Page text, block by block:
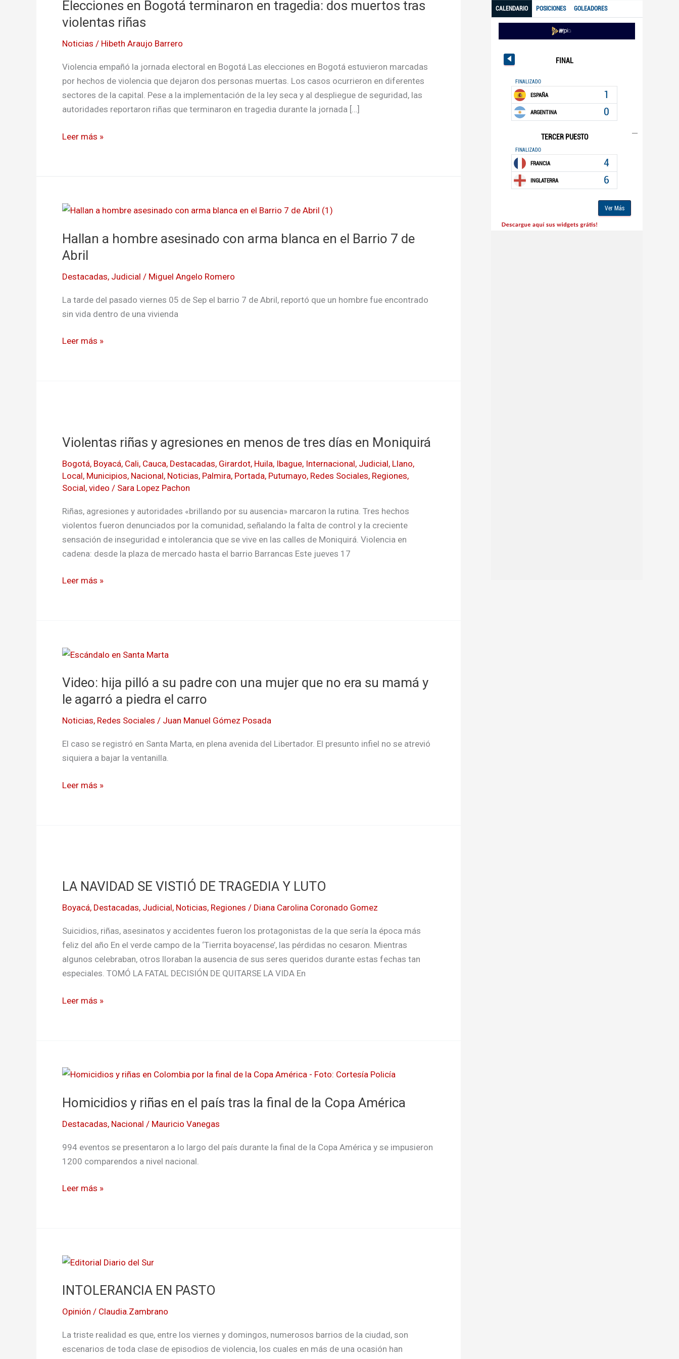
Elecciones en Bogotá terminaron en tragedia: dos muertos tras
violentas riñas
Noticias / Hibeth Araujo Barrero
Violencia empañó la jornada electoral en Bogotá Las elecciones en Bogotá estuvieron marcadas
por hechos de violencia que dejaron dos personas muertas. Los casos ocurrieron en diferentes
sectores de la capital. Pese a la implementación de la ley seca y al despliegue de seguridad, las
autoridades reportaron riñas que terminaron en tragedia durante la jornada […]
Leer más »
Hallan a hombre asesinado con arma blanca en el Barrio 7 de
Abril
Destacadas, Judicial / Miguel Angelo Romero
La tarde del pasado viernes 05 de Sep el barrio 7 de Abril, reportó que un hombre fue encontrado
sin vida dentro de una vivienda
Hallan
hombre
asesinado
arma
Barrio
Leer más »
Violentas riñas y agresiones en menos de tres días en Moniquirá
Bogotá, Boyacá, Cali, Cauca, Destacadas, Girardot, Huila, Ibague, Internacional, Judicial, Llano,
Local, Municipios, Nacional, Noticias, Palmira, Portada, Putumayo, Redes Sociales, Regiones,
Social, video / Sara Lopez Pachon
Riñas, agresiones y autoridades «brillando por su ausencia» marcaron la rutina. Tres hechos
violentos fueron denunciados por la comunidad, señalando la falta de control y la creciente
sensación de inseguridad e intolerancia que se vive en las calles de Moniquirá. Violencia en
cadena: desde la plaza de mercado hasta el barrio Barrancas Este jueves 17
y
en
menos
tres
días
en
Moniquirá
Leer más »
Video: hija pilló a su padre con una mujer que no era su mamá y
le agarró a piedra el carro
Noticias, Redes Sociales / Juan Manuel Gómez Posada
El caso se registró en Santa Marta, en plena avenida del Libertador. El presunto infiel no se atrevió
siquiera a bajar la ventanilla.
Video:
pilló
a
padre
con
una
que
agarró
a
piedra
carro
Leer más »
LA NAVIDAD SE VISTIÓ DE TRAGEDIA Y LUTO
Boyacá, Destacadas, Judicial, Noticias, Regiones / Diana Carolina Coronado Gomez
Suicidios, riñas, asesinatos y accidentes fueron los protagonistas de la que sería la época más
feliz del año En el verde campo de la ‘Tierrita boyacense’, las pérdidas no cesaron. Mientras
algunos celebraban, otros lloraban la ausencia de sus seres queridos durante estas fechas tan
especiales. TOMÓ LA FATAL DECISIÓN DE QUITARSE LA VIDA En
SE
TRAGEDIA
Y
LUTO
Leer más »
Homicidios y riñas en el país tras la final de la Copa América
Destacadas, Nacional / Mauricio Vanegas
994 eventos se presentaron a lo largo del país durante la final de la Copa América y se impusieron
1200 comparendos a nivel nacional.
Homicidios
riñas
el
país
tras
final
Leer más »
INTOLERANCIA EN PASTO
Opinión / Claudia.Zambrano
La triste realidad es que, entre los viernes y domingos, numerosos barrios de la ciudad, son
escenarios de toda clase de episodios de violencia, los cuales en más de una ocasión han
INTOLERANCIA
PASTO